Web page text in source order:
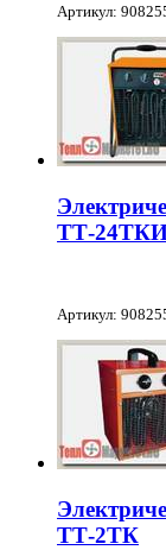
Артикул:
ТТ-
Артикул:
ТТ-2ТК